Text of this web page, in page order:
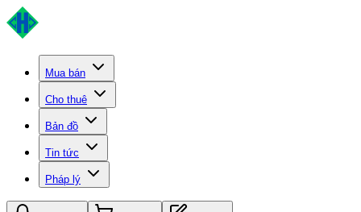
Mua bán
Cho thuê
Bản đồ
Tin tức
Pháp lý